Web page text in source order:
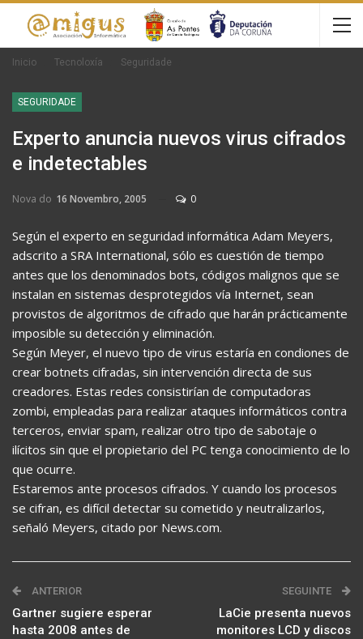
Inicio Tecnoloxía Seguridade
SEGURIDADE
Experto anuncia nuevos virus cifrados
e indetectables
Nova do 16 Novembro, 2005 0
Según el experto en seguridad informática Adam Meyers,
adscrito a SRA International, sólo es cuestión de tiempo
antes que los denominados bots, códigos malignos que se
instalan en sistemas desprotegidos vía Internet, sean
provistos de algoritmos de cifrado que harán prácticamente
imposible su detección y eliminación.
Según Meyer, el nuevo tipo de virus estaría en condiones de
crear botnets cifradas, sin intervención directa de sus
creadores. Estas redes consistirían de computadoras
zombi, empleadas para realizar ataques informáticos contra
terceros, enviar spam, realizar otro tipo de sabotaje o
ilícitos sin que el propietario del PC tenga conocimiento de lo
que ocurre.
Estaremos ante procesos cifrados. Y cuando los procesos
se cifran, es difícil detectar su cometido y neutralizarlos,
señaló Meyers, citado por News.com.
ANTERIOR
Gartner sugiere esperar
hasta 2008 antes de
SEGUINTE
LaCie presenta nuevos
monitores LCD y discos